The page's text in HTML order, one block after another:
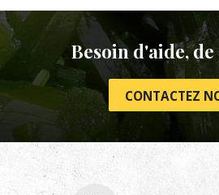
Besoin d'aide, de
CONTACTEZ